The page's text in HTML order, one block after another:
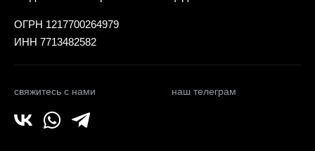
ОГРН 1217700264979
ИНН 7713482582
свяжитесь с нами наш телеграм